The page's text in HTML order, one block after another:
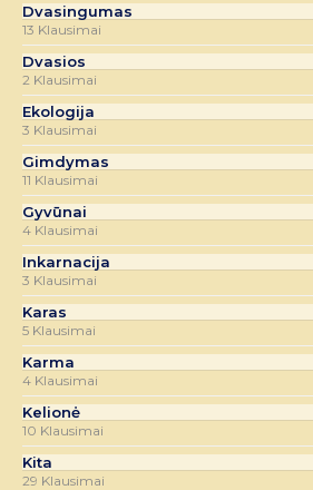
Dvasingumas
13 Klausimai
Dvasios
2 Klausimai
Ekologija
3 Klausimai
Gimdymas
11 Klausimai
Gyvūnai
4 Klausimai
Inkarnacija
3 Klausimai
Karas
5 Klausimai
Karma
4 Klausimai
Kelionė
10 Klausimai
Kita
29 Klausimai